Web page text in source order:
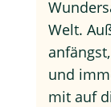
Welt.
und
mit auf